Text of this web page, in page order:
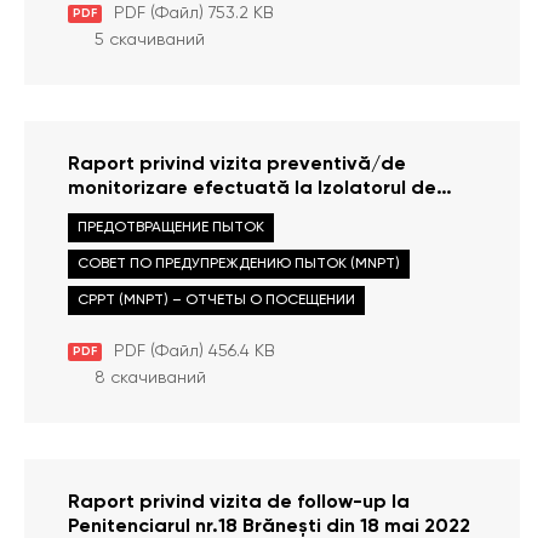
PDF PDF (Файл) 753.2 KB
5 скачиваний
Raport privind vizita preventivă/de
monitorizare efectuată la Izolatorul de
detenţie provizorie al Direcţiei Politiei
Chişinău la data de 03 martie 2022
PDF PDF (Файл) 456.4 KB
ПРЕДОТВРАЩЕНИЕ ПЫТОК
СОВЕТ ПО ПРЕДУПРЕЖДЕНИЮ ПЫТОК (MNPT)
CPPT (MNPT) – ОТЧЕТЫ О ПОСЕЩЕНИИ
8 скачиваний
Raport privind vizita de follow-up la
Penitenciarul nr.18 Brănești din 18 mai 2022